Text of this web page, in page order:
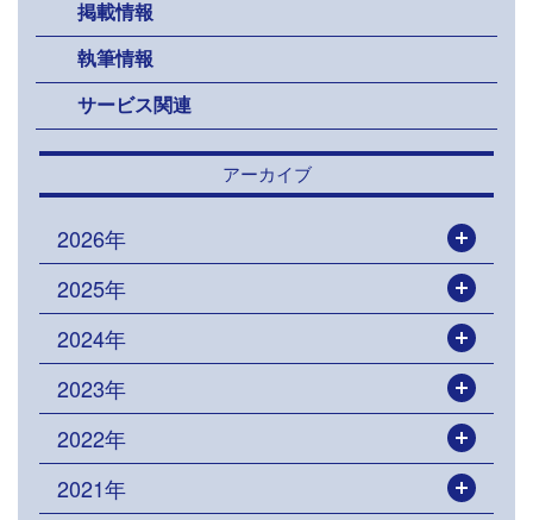
掲載情報
執筆情報
サービス関連
アーカイブ
2026年
2025年
2024年
2023年
2022年
2021年